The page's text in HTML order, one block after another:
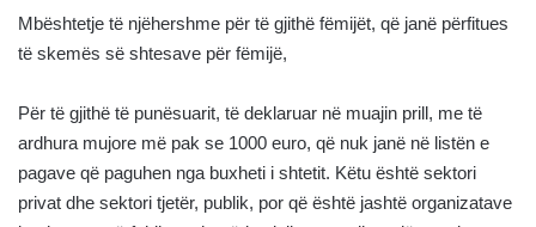
Mbështetje të njëhershme për të gjithë fëmijët, që janë përfitues
të skemës së shtesave për fëmijë,
Për të gjithë të punësuarit, të deklaruar në muajin prill, me të
ardhura mujore më pak se 1000 euro, që nuk janë në listën e
pagave që paguhen nga buxheti i shtetit. Këtu është sektori
privat dhe sektori tjetër, publik, por që është jashtë organizatave